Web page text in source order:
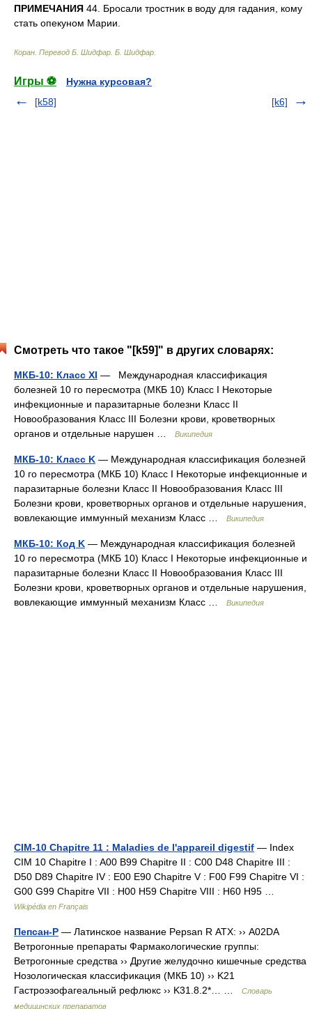
ПРИМЕЧАНИЯ 44. Бросали тростник в воду для гадания, кому
стать опекуном Марии.
Коран. Перевод Б. Шидфар Б. Шидфар
Игры ⚽
Нужна курсовая?
[k58]
[k6]
Смотреть что такое "[k59]" в других словарях:
МКБ-10: Класс XI — Международная классификация
болезней 10 го пересмотра (МКБ 10) Класс I Некоторые
инфекционные и паразитарные болезни Класс II
Новообразования Класс III Болезни крови, кроветворных
органов и отдельные нарушен …
Википедия
МКБ-10: Класс K — Международная классификация болезней
10 го пересмотра (МКБ 10) Класс I Некоторые инфекционные и
паразитарные болезни Класс II Новообразования Класс III
Болезни крови, кроветворных органов и отдельные нарушения,
вовлекающие иммунный механизм Класс …
Википедия
МКБ-10: Код K — Международная классификация болезней
10 го пересмотра (МКБ 10) Класс I Некоторые инфекционные и
паразитарные болезни Класс II Новообразования Класс III
Болезни крови, кроветворных органов и отдельные нарушения,
вовлекающие иммунный механизм Класс …
Википедия
CIM-10 Chapitre 11 : Maladies de l'appareil digestif — Index
CIM 10 Chapitre I : A00 B99 Chapitre II : C00 D48 Chapitre III :
D50 D89 Chapitre IV : E00 E90 Chapitre V : F00 F99 Chapitre VI :
G00 G99 Chapitre VII : H00 H59 Chapitre VIII : H60 H95 …
Wikipédia en Français
Пепсан-Р — Латинское название Pepsan R АТХ: ›› A02DA
Ветрогонные препараты Фармакологические группы:
Ветрогонные средства ›› Другие желудочно кишечные средства
Нозологическая классификация (МКБ 10) ›› K21
Гастроэзофагеальный рефлюкс ›› K31.8.2*… …
Словарь
медицинских препаратов